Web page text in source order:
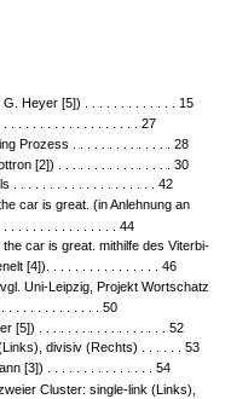
Heyer [5]) . . . . . . . . . . . . . 15
. . . . . . . . . . . . . . . . . . 27
Prozess . . . . . . . . . . . . . . 28
[2]) . . . . . . . . . . . . . . . . 30
. . . . . . . . . . . . . . . . . . . . 42
car is great. (in Anlehnung an
. . . . . . . . . . . . . . . 44
car is great. mithilfe des Viterbi-
[4]). . . . . . . . . . . . . . . . 46
Uni-Leipzig, Projekt Wortschatz
. . . . . . . . . . . . . 50
[5]) . . . . . . . . . . . . . . . . . . 52
divisiv (Rechts) . . . . . . 53
[3]) . . . . . . . . . . . . . . . 54
Cluster: single-link (Links),